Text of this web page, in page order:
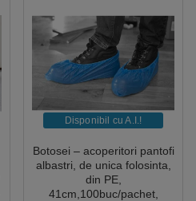
Disponibil cu A.I.​!
Botosei – acoperitori pantofi
albastri, de unica folosinta,
din PE,
41cm,100buc/pachet,